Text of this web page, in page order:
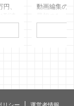
、
なか
動画編集の
ます。 「思
いないんじ